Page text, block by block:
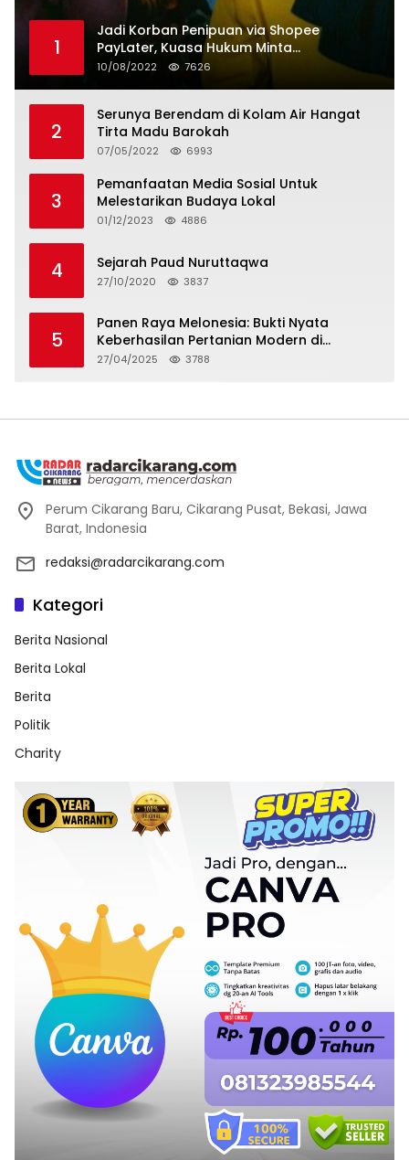
1
Jadi Korban Penipuan via Shopee
PayLater, Kuasa Hukum Minta
Penangguhan Tagihan dan Hapus Bunga
10/08/2022 7626
2
Serunya Berendam di Kolam Air Hangat
Tirta Madu Barokah
07/05/2022 6993
3
Pemanfaatan Media Sosial Untuk
Melestarikan Budaya Lokal
01/12/2023 4886
4 Sejarah Paud Nuruttaqwa
27/10/2020 3837
5
Panen Raya Melonesia: Bukti Nyata
Keberhasilan Pertanian Modern di
Kabupaten Bekasi
27/04/2025 3788
Perum Cikarang Baru, Cikarang Pusat, Bekasi, Jawa
Barat, Indonesia
redaksi@radarcikarang.com
Kategori
Berita Nasional
Berita Lokal
Berita
Politik
Charity